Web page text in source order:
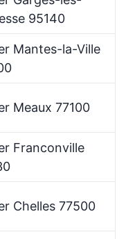
95140
Mantes-la-Ville
Meaux 77100
Franconville
Chelles 77500